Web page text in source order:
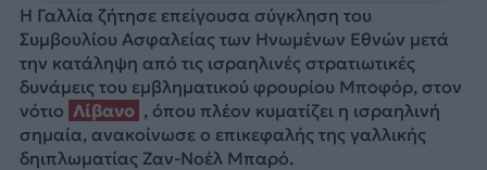
Η Γαλλία ζήτησε επείγουσα σύγκληση του
Συμβουλίου Ασφαλείας των Ηνωμένων Εθνών μετά
την κατάληψη από τις ισραηλινές στρατιωτικές
δυνάμεις του εμβληματικού φρουρίου Μποφόρ, στον
νότιο Λίβανο , όπου πλέον κυματίζει η ισραηλινή
σημαία, ανακοίνωσε ο επικεφαλής της γαλλικής
δηιπλωματίας Ζαν-Νοέλ Μπαρό.